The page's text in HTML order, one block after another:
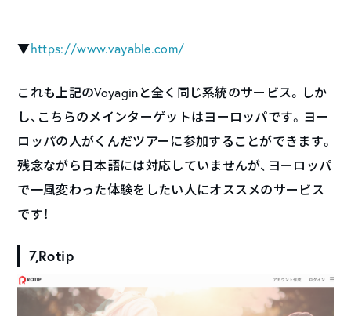
▼https://www.vayable.com/
これも上記のVoyaginと全く同じ系統のサービス。しか
し、こちらのメインターゲットはヨーロッパです。ヨー
ロッパの人がくんだツアーに参加することができます。
残念ながら日本語には対応していませんが、ヨーロッパ
で一風変わった体験をしたい人にオススメのサービス
です！
7,Rotip